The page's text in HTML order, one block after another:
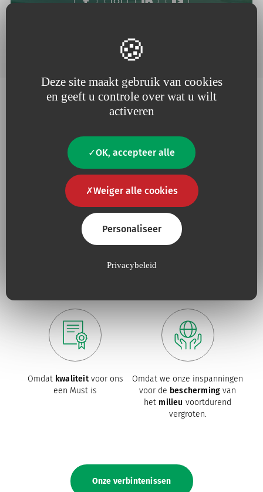
Deze site maakt gebruik van cookies
en geeft u controle over wat u wilt
activeren
OK, accepteer alle
Weiger alle cookies
Personaliseer
Privacybeleid
facebookinstagramlinkedinyoutube
Waarom Vygon?
Omdat wij geloven in nauwe
, responsief zijn en
Omdatnuttige innovatie
Omdat kwaliteitvoor ons
een Must is
Omdat we onze inspanningen
voor de bescherming van
het milieu voortdurend
vergroten.
Onze verbintenissen